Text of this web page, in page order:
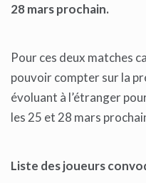
28 mars prochain.
Pour ces deux matches
pouvoir compter sur la
évoluant à l’étranger
les 25 et 28 mars
Liste des joueurs